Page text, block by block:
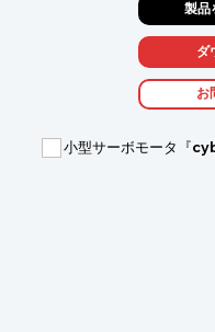
圧縮成型(磁場中成型)した
を製造します。
次に磁石母材を丸、角、
更に表面処理(通常ニッケ
のキーパーツと
製品
ダ
お
小型サーボモータ『